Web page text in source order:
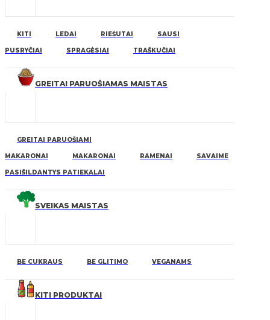
KITI LEDAI RIEŠUTAI SAUSI
PUSRYČIAI SPRAGĖSIAI TRAŠKUČIAI
GREITAI PARUOŠIAMAS MAISTAS
GREITAI PARUOŠIAMI
MAKARONAI MAKARONAI RAMENAI SAVAIME
PASIŠILDANTYS PATIEKALAI
SVEIKAS MAISTAS
BE CUKRAUS BE GLITIMO VEGANAMS
KITI PRODUKTAI